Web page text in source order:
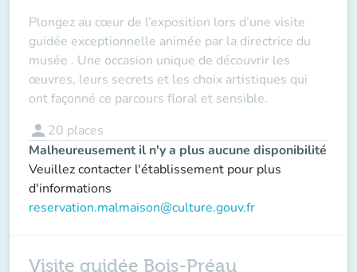
Plongez au cœur de l’exposition lors d’une visite
guidée exceptionnelle animée par la directrice du
musée . Une occasion unique de découvrir les
œuvres, leurs secrets et les choix artistiques qui
ont façonné ce parcours floral et sensible.
person 20 places
Malheureusement il n'y a plus aucune disponibilité
Veuillez contacter l'établissement pour plus
d'informations
reservation.malmaison@culture.gouv.fr
Visite guidée Bois-Préau